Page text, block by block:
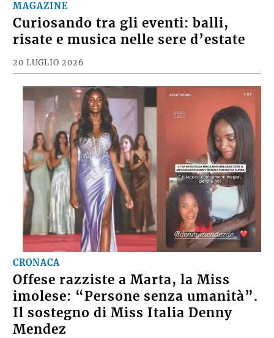
MAGAZINE
Curiosando tra gli eventi: balli,
risate e musica nelle sere d’estate
20 LUGLIO 2026
CRONACA
Offese razziste a Marta, la Miss
imolese: “Persone senza umanità”.
Il sostegno di Miss Italia Denny
Mendez